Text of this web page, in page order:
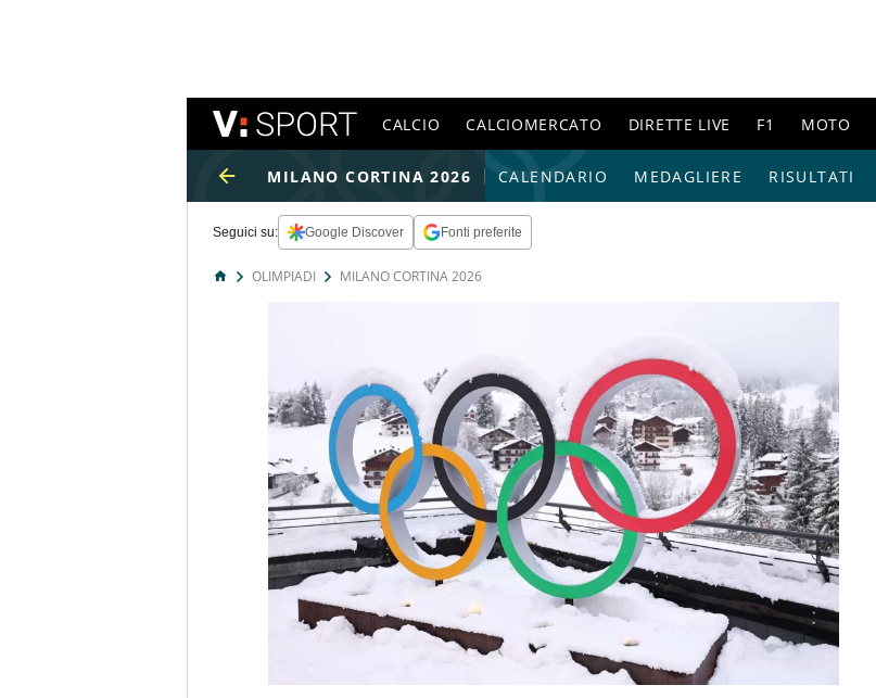
CALCIO CALCIOMERCATO DIRETTE LIVE F1 MOTO
MILANO CORTINA 2026 CALENDARIO MEDAGLIERE RISULTATI
Seguici su: Google Discover Fonti preferite
OLIMPIADI MILANO CORTINA 2026